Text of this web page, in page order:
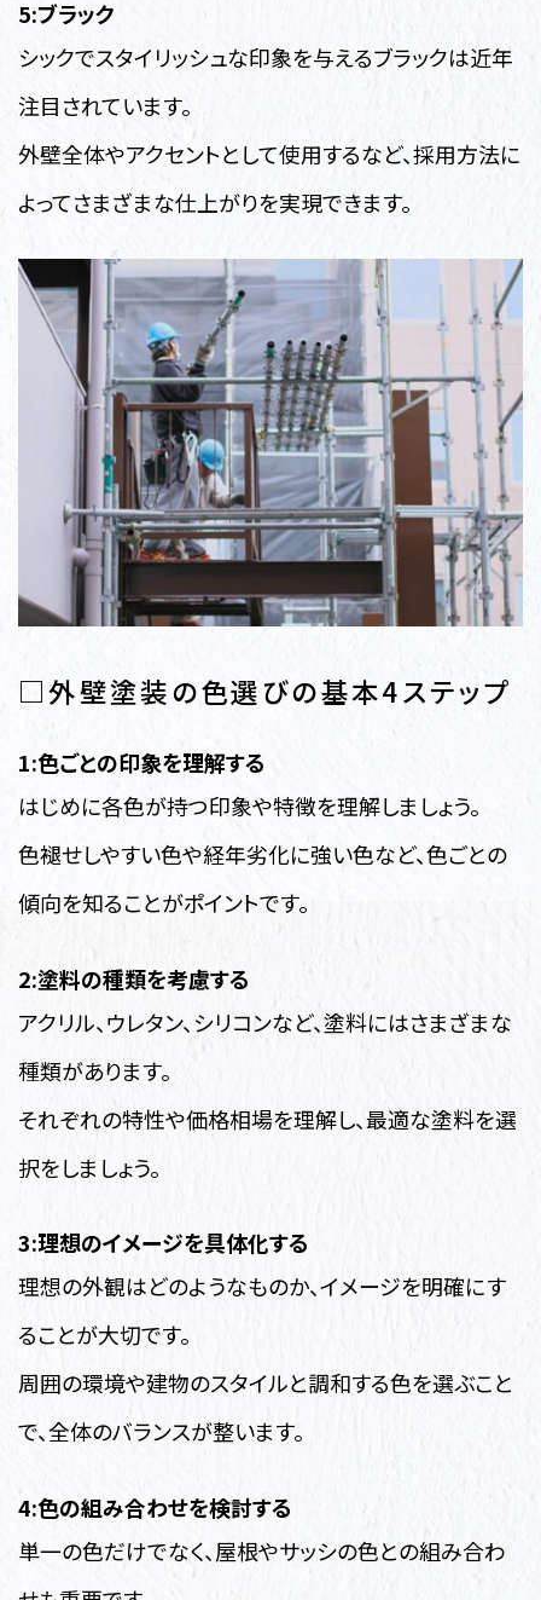
5:ブラック
シックでスタイリッシュな印象を与えるブラックは近年
注目されています。
外壁全体やアクセントとして使用するなど、採用方法に
よってさまざまな仕上がりを実現できます。
□外壁塗装の色選びの基本4ステップ
1:色ごとの印象を理解する
はじめに各色が持つ印象や特徴を理解しましょう。
色褪せしやすい色や経年劣化に強い色など、色ごとの
傾向を知ることがポイントです。
2:塗料の種類を考慮する
アクリル、ウレタン、シリコンなど、塗料にはさまざまな
種類があります。
それぞれの特性や価格相場を理解し、最適な塗料を選
択をしましょう。
3:理想のイメージを具体化する
理想の外観はどのようなものか、イメージを明確にす
ることが大切です。
周囲の環境や建物のスタイルと調和する色を選ぶこと
で、全体のバランスが整います。
4:色の組み合わせを検討する
単一の色だけでなく、屋根やサッシの色との組み合わ